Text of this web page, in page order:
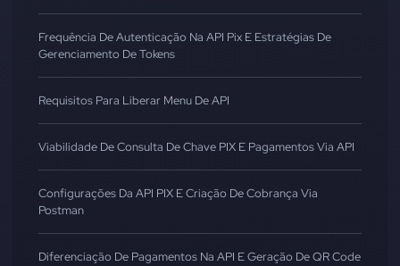
Frequência De Autenticação Na API Pix E Estratégias De
Gerenciamento De Tokens
Requisitos Para Liberar Menu De API
Viabilidade De Consulta De Chave PIX E Pagamentos Via API
Configurações Da API PIX E Criação De Cobrança Via
Postman
Diferenciação De Pagamentos Na API E Geração De QR Code